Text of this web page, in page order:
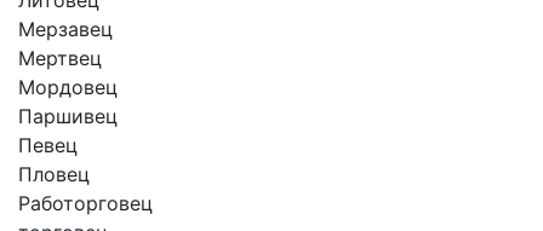
Мерзавец
Мертвец
Мордовец
Паршивец
Певец
Пловец
Работорговец